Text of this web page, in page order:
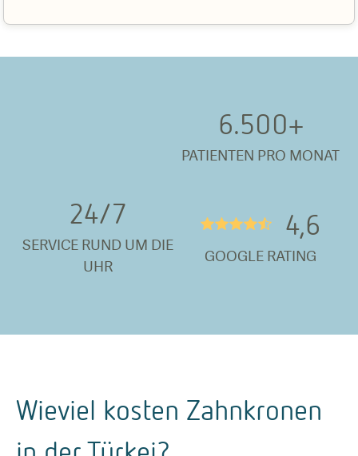
6.500+
PATIENTEN PRO MONAT
24/7
SERVICE RUND UM DIE
UHR
★★★★½ 4,6
GOOGLE RATING
Wieviel kosten Zahnkronen